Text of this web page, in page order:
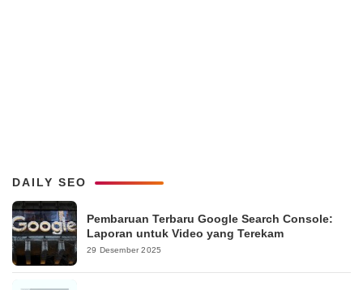
DAILY SEO
Pembaruan Terbaru Google Search Console:
Laporan untuk Video yang Terekam
29 Desember 2025